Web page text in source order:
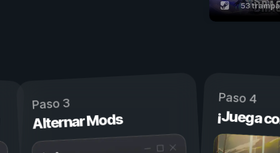
53
Paso 3
Alternar Mods
Paso 4
¡Juega